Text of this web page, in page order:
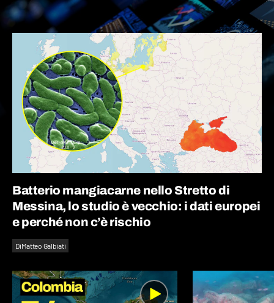
Batterio mangiacarne nello Stretto di
Messina, lo studio è vecchio: i dati europei
e perché non c’è rischio
DiMatteo Galbiati